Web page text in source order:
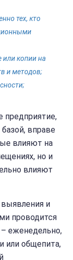
тех, кто
или копии на
и методов;
предприятие,
вправе
влияют на
но и
влияют
и
проводится
– еженедельно,
или общепита,